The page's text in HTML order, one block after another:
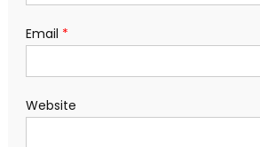
Email *
Website